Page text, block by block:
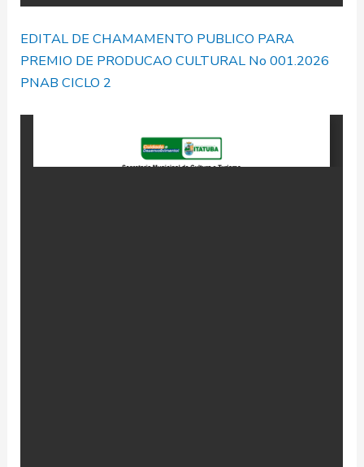
EDITAL DE CHAMAMENTO PUBLICO PARA
PREMIO DE PRODUCAO CULTURAL No 001.2026
PNAB CICLO 2